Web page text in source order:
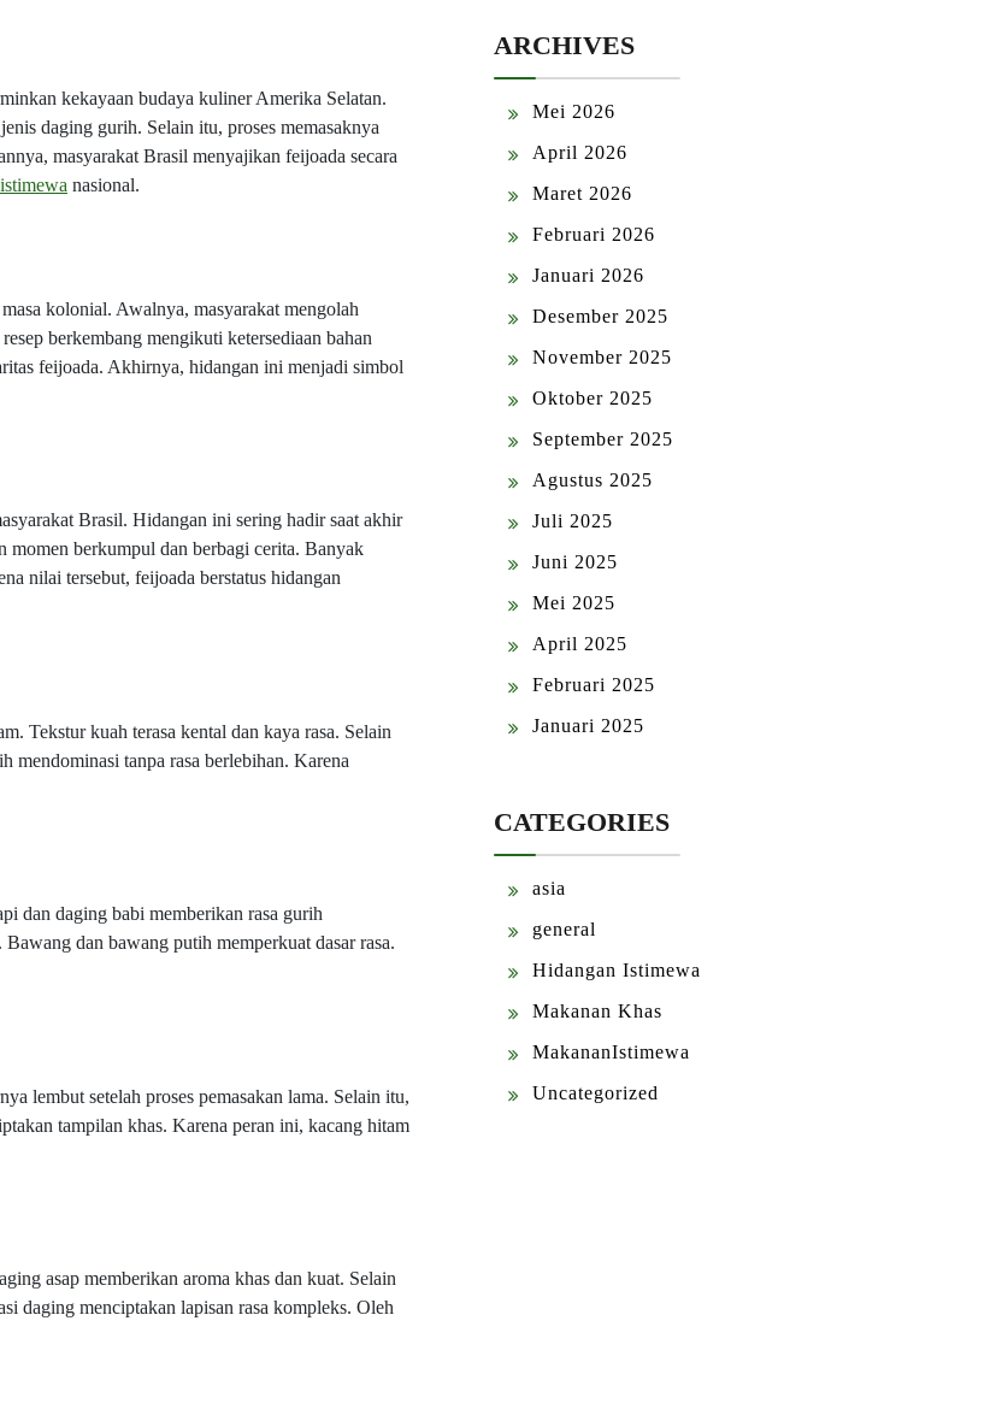
kekayaan budaya kuliner Amerika Selatan.
daging gurih. Selain itu, proses memasaknya
masyarakat Brasil menyajikan feijoada secara
nasional.
kolonial. Awalnya, masyarakat mengolah
berkembang mengikuti ketersediaan bahan
feijoada. Akhirnya, hidangan ini menjadi simbol
Brasil. Hidangan ini sering hadir saat akhir
momen berkumpul dan berbagi cerita. Banyak
nilai tersebut, feijoada berstatus hidangan
Tekstur kuah terasa kental dan kaya rasa. Selain
mendominasi tanpa rasa berlebihan. Karena
dan daging babi memberikan rasa gurih
dan bawang putih memperkuat dasar rasa.
lembut setelah proses pemasakan lama. Selain itu,
tampilan khas. Karena peran ini, kacang hitam
asap memberikan aroma khas dan kuat. Selain
daging menciptakan lapisan rasa kompleks. Oleh
ARCHIVES
Mei 2026
April 2026
Maret 2026
Februari 2026
Januari 2026
Desember 2025
November 2025
Oktober 2025
September 2025
Agustus 2025
Juli 2025
Juni 2025
Mei 2025
April 2025
Februari 2025
Januari 2025
CATEGORIES
asia
general
Hidangan Istimewa
Makanan Khas
MakananIstimewa
Uncategorized